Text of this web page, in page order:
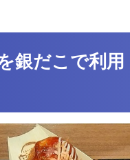
銀だこで利